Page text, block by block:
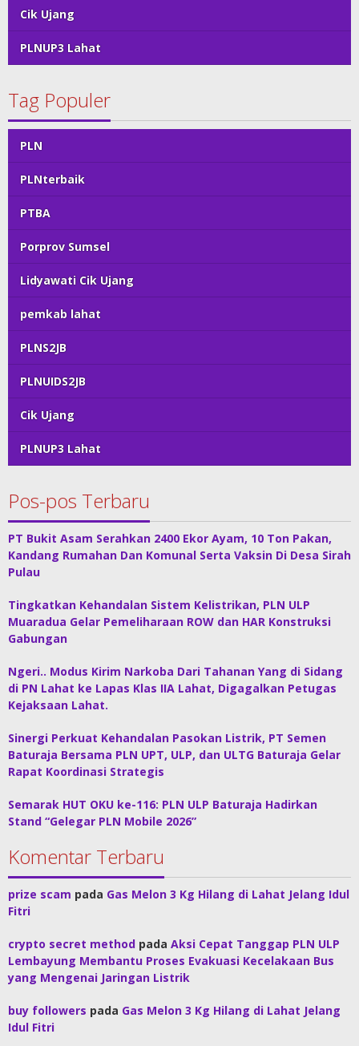
Cik Ujang
PLNUP3 Lahat
Tag Populer
PLN
PLNterbaik
PTBA
Porprov Sumsel
Lidyawati Cik Ujang
pemkab lahat
PLNS2JB
PLNUIDS2JB
Cik Ujang
PLNUP3 Lahat
Pos-pos Terbaru
PT Bukit Asam Serahkan 2400 Ekor Ayam, 10 Ton Pakan,
Kandang Rumahan Dan Komunal Serta Vaksin Di Desa Sirah
Pulau
Tingkatkan Kehandalan Sistem Kelistrikan, PLN ULP
Muaradua Gelar Pemeliharaan ROW dan HAR Konstruksi
Gabungan
Ngeri.. Modus Kirim Narkoba Dari Tahanan Yang di Sidang
di PN Lahat ke Lapas Klas IIA Lahat, Digagalkan Petugas
Kejaksaan Lahat.
Sinergi Perkuat Kehandalan Pasokan Listrik, PT Semen
Baturaja Bersama PLN UPT, ULP, dan ULTG Baturaja Gelar
Rapat Koordinasi Strategis
Semarak HUT OKU ke-116: PLN ULP Baturaja Hadirkan
Stand “Gelegar PLN Mobile 2026”
Komentar Terbaru
prize scam pada Gas Melon 3 Kg Hilang di Lahat Jelang Idul
Fitri
crypto secret method pada Aksi Cepat Tanggap PLN ULP
Lembayung Membantu Proses Evakuasi Kecelakaan Bus
yang Mengenai Jaringan Listrik
buy followers pada Gas Melon 3 Kg Hilang di Lahat Jelang
Idul Fitri